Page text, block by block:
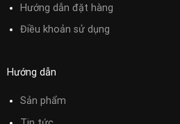
Hướng dẫn đặt hàng
Điều khoản sử dụng
Hướng dẫn
Sản phẩm